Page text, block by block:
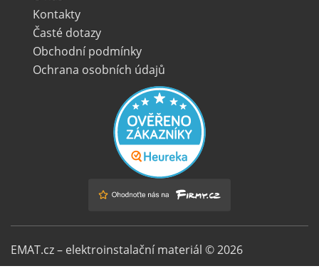
Kontakty
Časté dotazy
Obchodní podmínky
Ochrana osobních údajů
EMAT.cz – elektroinstalační materiál © 2026